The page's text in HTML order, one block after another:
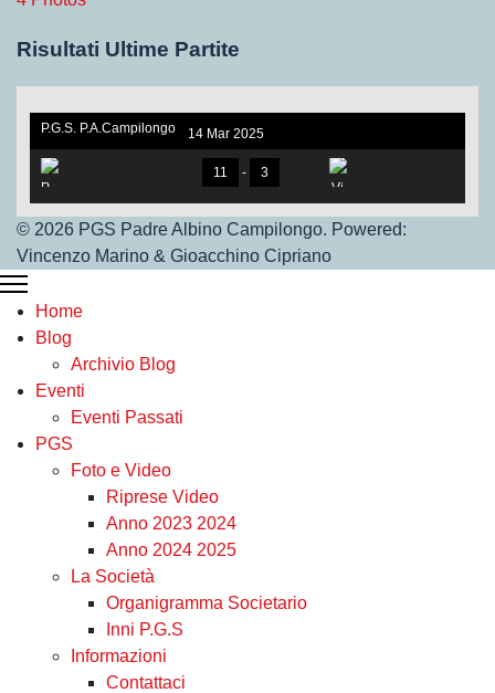
Risultati Ultime Partite
P.G.S. P.A.Campilongo
under 17. V.S Vigor Ros
sano
14 Mar 2025
P.G.S.Under 17
11 - 3
© 2026 PGS Padre Albino Campilongo. Powered:
Vincenzo Marino & Gioacchino Cipriano
Home
Blog
Archivio Blog
Eventi
Eventi Passati
PGS
Foto e Video
Riprese Video
Anno 2023 2024
Anno 2024 2025
La Società
Organigramma Societario
Inni P.G.S
Informazioni
Contattaci